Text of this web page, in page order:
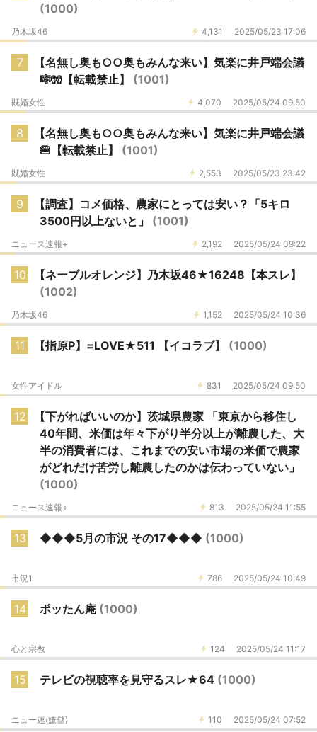
(1000)
4,131 2025/05/23 17:06
乃木坂46
7
【名無し奥も○○奥もみんな来い】気楽に井戸端会議
🎼🧤【転載禁止】 (1001)
4,070 2025/05/24 09:50
既婚女性
8
【名無し奥も○○奥もみんな来い】気楽に井戸端会議
🍔【転載禁止】 (1001)
2,553 2025/05/23 23:42
既婚女性
9
【調査】コメ価格、農家にとっては安い？「5キロ
3500円以上ないと」 (1001)
2,192 2025/05/24 09:22
ニュース速報+
10
【ネーブルオレンジ】乃木坂46★16248【本スレ】
(1002)
1,152 2025/05/24 10:36
乃木坂46
11 【指原P】=LOVE★511 【イコラブ】 (1000)
831 2025/05/24 09:50
女性アイドル
12
【下がればいいのか】茨城県農家 「東京から移住し
40年間、米価は年々下がり半分以上が離農した、大
半の消費者には、これまでの安い市場の米価で農家
がどれだけ苦労し離農したのかは伝わっていない」
(1000)
813 2025/05/24 11:55
ニュース速報+
13 ◆◆◆5月の市況 その17◆◆◆ (1000)
786 2025/05/24 10:49
市況1
14 ポッたん庵 (1000)
124 2025/05/24 11:17
心と宗教
15 テレビの視聴率を見守るスレ★64 (1000)
110 2025/05/24 07:52
ニュー速(嫌儲)